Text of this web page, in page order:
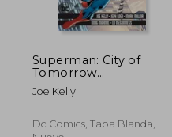
40%
dcto.
Superman: City of
Tomorrow
Compendium (en
Inglés)
Joe Kelly
Dc Comics, Tapa Blanda,